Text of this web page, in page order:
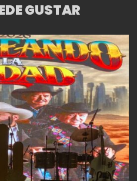
GUSTAR